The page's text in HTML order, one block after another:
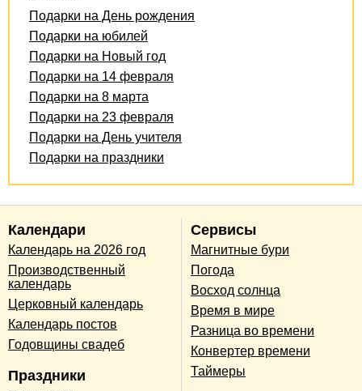
Подарки на День рождения
Подарки на юбилей
Подарки на Новый год
Подарки на 14 февраля
Подарки на 8 марта
Подарки на 23 февраля
Подарки на День учителя
Подарки на праздники
Календари
Календарь на 2026 год
Производственный
календарь
Церковный календарь
Календарь постов
Годовщины свадеб
Праздники
Сервисы
Магнитные бури
Погода
Восход солнца
Время в мире
Разница во времени
Конвертер времени
Таймеры